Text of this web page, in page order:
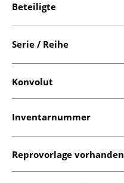
Beteiligte
Serie / Reihe
Konvolut
Inventarnummer
Reprovorlage vorhanden